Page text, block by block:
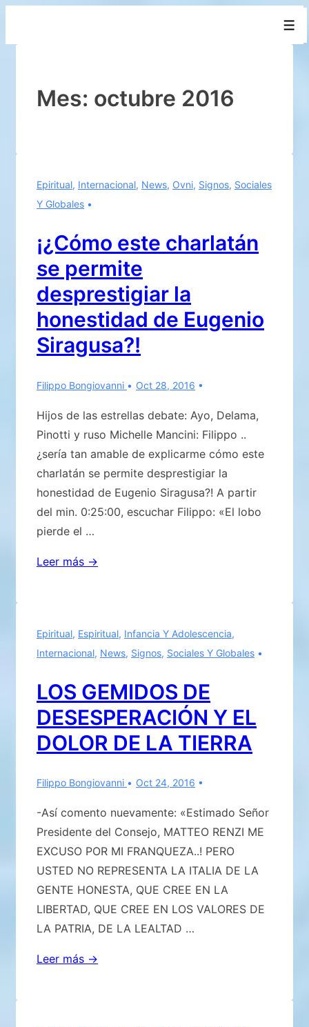
principalMes: octubre 2016
Epiritual, Internacional, News, Ovni, Signos, Sociales
Y Globales
¡¿Cómo este charlatán
se permite
desprestigiar la
honestidad de Eugenio
Siragusa?!
Filippo Bongiovanni Oct 28, 2016
Hijos de las estrellas debate: Ayo, Delama,
Pinotti y ruso Michelle Mancini: Filippo ..
¿sería tan amable de explicarme cómo este
charlatán se permite desprestigiar la
honestidad de Eugenio Siragusa?! A partir
del min. 0:25:00, escuchar Filippo: «El lobo
pierde el …
¡¿Cómo
permite
desprestigiar
honestidad
de
Eugenio
Siragusa?!
Leer más →
Epiritual, Espiritual, Infancia Y Adolescencia,
Internacional, News, Signos, Sociales Y Globales
LOS GEMIDOS DE
DESESPERACIÓN Y EL
DOLOR DE LA TIERRA
Filippo Bongiovanni Oct 24, 2016
-Así comento nuevamente: «Estimado Señor
Presidente del Consejo, MATTEO RENZI ME
EXCUSO POR MI FRANQUEZA..! PERO
USTED NO REPRESENTA LA ITALIA DE LA
GENTE HONESTA, QUE CREE EN LA
LIBERTAD, QUE CREE EN LOS VALORES DE
LA PATRIA, DE LA LEALTAD …
LOS
Leer más →